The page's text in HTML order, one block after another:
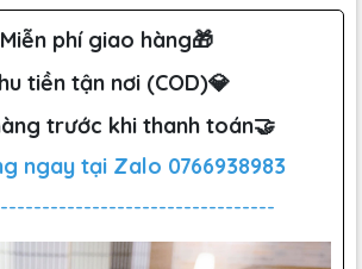
phí giao hàng🎁
tiền tận nơi (COD)💎
trước khi thanh toán🤝
ngay tại Zalo 0766938983